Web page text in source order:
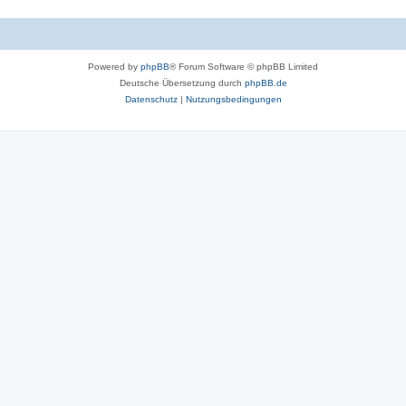
Powered by phpBB® Forum Software © phpBB Limited
Deutsche Übersetzung durch phpBB.de
Datenschutz| Nutzungsbedingungen